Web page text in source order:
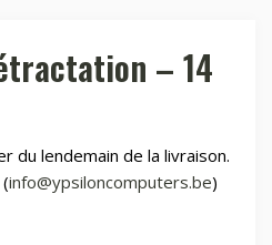
100
– 14
du lendemain de la livraison.
info@ypsiloncomputers.be)